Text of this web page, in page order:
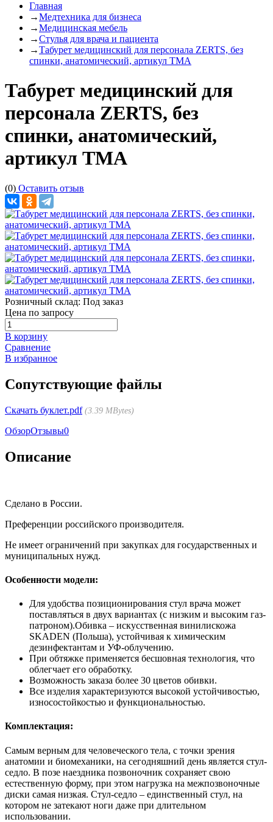
Главная
→Медтехника для бизнеса
→Медицинская мебель
→Стулья для врача и пациента
→Табурет медицинский для персонала ZERTS, без
спинки, анатомический, артикул ТМА
Табурет медицинский для
персонала ZERTS, без
спинки, анатомический,
артикул ТМА
(0) Оставить отзыв
Розничный склад: Под заказ
Цена по запросу
В корзину
Сравнение
В избранное
Сопутствующие файлы
Скачать буклет.pdf 3.39 MBytes
ОбзорОтзывы0
Описание
Сделано в России.
Преференции российского производителя.
Не имеет ограничений при закупках для государственных и
муниципальных нужд.
Особенности модели:
Для удобства позиционирования стул врача может
поставляться в двух вариантах (с низким и высоким газ-
патроном).Обивка – искусственная винилискожа
SKADEN (Польша), устойчивая к химическим
дезинфектантам и УФ-облучению.
При обтяжке применяется бесшовная технология, что
облегчает его обработку.
Возможность заказа более 30 цветов обивки.
Все изделия характеризуются высокой устойчивостью,
износостойкостью и функциональностью.
Комплектация:
Самым верным для человеческого тела, с точки зрения
анатомии и биомеханики, на сегодняшний день является стул-
седло. В позе наездника позвоночник сохраняет свою
естественную форму, при этом нагрузка на межпозвоночные
диски самая низкая. Стул-седло – единственный стул, на
котором не затекают ноги даже при длительном
использовании.